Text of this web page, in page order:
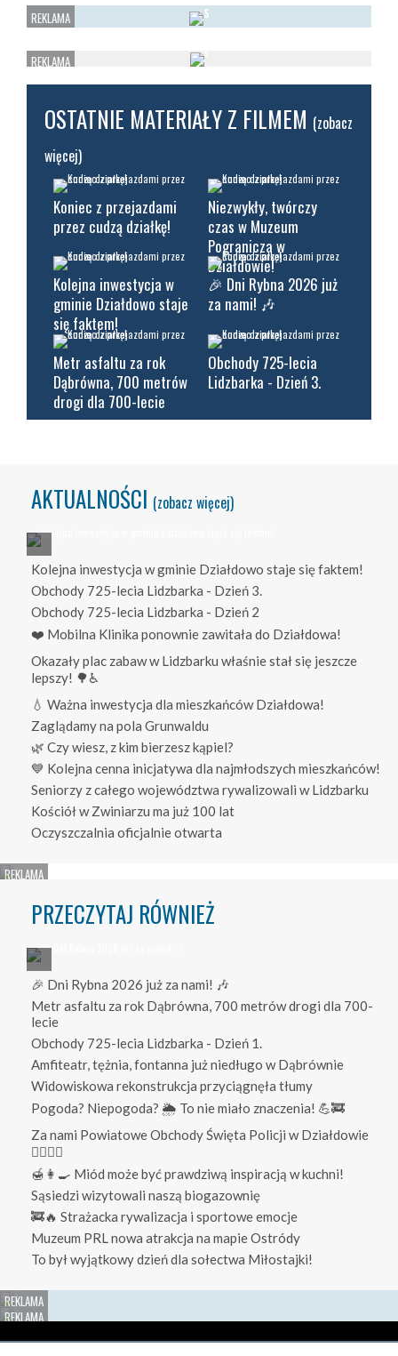
OSTATNIE MATERIAŁY Z FILMEM (zobacz
więcej)
Koniec z przejazdami
przez cudzą działkę!
Niezwykły, twórczy
czas w Muzeum
Pogranicza w
Działdowie!
Kolejna inwestycja w
gminie Działdowo staje
się faktem!
🎉 Dni Rybna 2026 już
za nami! 🎶
Metr asfaltu za rok
Dąbrówna, 700 metrów
drogi dla 700-lecie
Obchody 725-lecia
Lidzbarka - Dzień 3.
AKTUALNOŚCI (zobacz więcej)
Kolejna inwestycja w gminie Działdowo staje się faktem!
Obchody 725-lecia Lidzbarka - Dzień 3.
Obchody 725-lecia Lidzbarka - Dzień 2
❤️ Mobilna Klinika ponownie zawitała do Działdowa!
Okazały plac zabaw w Lidzbarku właśnie stał się jeszcze
lepszy! 🌳♿
💧 Ważna inwestycja dla mieszkańców Działdowa!
Zaglądamy na pola Grunwaldu
🌿 Czy wiesz, z kim bierzesz kąpiel?
💙 Kolejna cenna inicjatywa dla najmłodszych mieszkańców!
Seniorzy z całego województwa rywalizowali w Lidzbarku
Kościół w Zwiniarzu ma już 100 lat
Oczyszczalnia oficjalnie otwarta
PRZECZYTAJ RÓWNIEŻ
🎉 Dni Rybna 2026 już za nami! 🎶
Metr asfaltu za rok Dąbrówna, 700 metrów drogi dla 700-
lecie
Obchody 725-lecia Lidzbarka - Dzień 1.
Amfiteatr, tężnia, fontanna już niedługo w Dąbrównie
Widowiskowa rekonstrukcja przyciągnęła tłumy
Pogoda? Niepogoda? 🌦️ To nie miało znaczenia! 💪🚒
Za nami Powiatowe Obchody Święta Policji w Działdowie
👮‍♀️👮‍♂️
🍯👩‍🍳 Miód może być prawdziwą inspiracją w kuchni!
Sąsiedzi wizytowali naszą biogazownię
🚒🔥 Strażacka rywalizacja i sportowe emocje
Muzeum PRL nowa atrakcja na mapie Ostródy
To był wyjątkowy dzień dla sołectwa Miłostajki!